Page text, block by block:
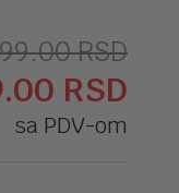
RSD
RSD
sa PDV-om